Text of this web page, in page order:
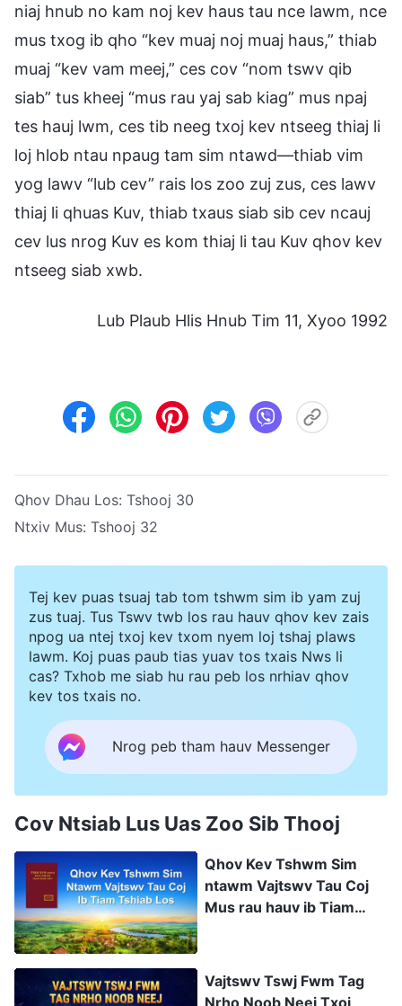
niaj hnub no kam noj kev haus tau nce lawm, nce
mus txog ib qho “kev muaj noj muaj haus,” thiab
muaj “kev vam meej,” ces cov “nom tswv qib
siab” tus kheej “mus rau yaj sab kiag” mus npaj
tes hauj lwm, ces tib neeg txoj kev ntseeg thiaj li
loj hlob ntau npaug tam sim ntawd—thiab vim
yog lawv “lub cev” rais los zoo zuj zus, ces lawv
thiaj li qhuas Kuv, thiab txaus siab sib cev ncauj
cev lus nrog Kuv es kom thiaj li tau Kuv qhov kev
ntseeg siab xwb.
Lub Plaub Hlis Hnub Tim 11, Xyoo 1992
Qhov Dhau Los: Tshooj 30
Ntxiv Mus: Tshooj 32
Tej kev puas tsuaj tab tom tshwm sim ib yam zuj
zus tuaj. Tus Tswv twb los rau hauv qhov kev zais
npog ua ntej txoj kev txom nyem loj tshaj plaws
lawm. Koj puas paub tias yuav tos txais Nws li
cas? Txhob me siab hu rau peb los nrhiav qhov
kev tos txais no.
Nrog peb tham hauv Messenger
Cov Ntsiab Lus Uas Zoo Sib Thooj
Qhov Kev Tshwm Sim
ntawm Vajtswv Tau Coj
Mus rau hauv ib Tiam
Vajtswv Tswj Fwm Tag